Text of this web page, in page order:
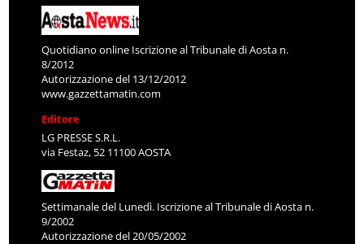
Quotidiano online Iscrizione al Tribunale di Aosta n.
8/2012
Autorizzazione del 13/12/2012
www.gazzettamatin.com
Editore
LG PRESSE S.R.L.
via Festaz, 52 11100 AOSTA
Settimanale del Lunedì. Iscrizione al Tribunale di Aosta n.
9/2002
Autorizzazione del 20/05/2002